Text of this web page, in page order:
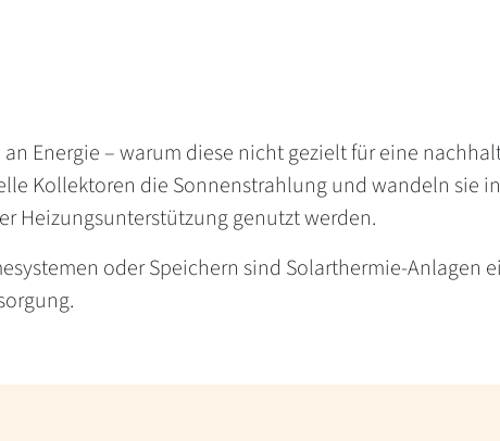
Energie – warum diese nicht gezielt für eine
Kollektoren die Sonnenstrahlung und wandeln sie
Heizungsunterstützung genutzt werden.
oder Speichern sind Solarthermie-